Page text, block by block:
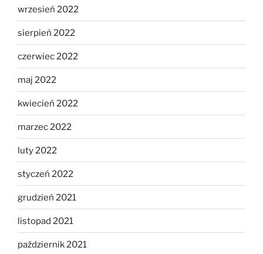
wrzesień 2022
sierpień 2022
czerwiec 2022
maj 2022
kwiecień 2022
marzec 2022
luty 2022
styczeń 2022
grudzień 2021
listopad 2021
październik 2021